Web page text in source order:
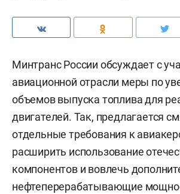
Минтранс России обсуждает с
авиационной отрасли меры по
объемов выпуска топлива для
двигателей. Так, предлагается
отдельные требования к
расширить использование
компонентов и вовлечь
нефтеперерабатывающие